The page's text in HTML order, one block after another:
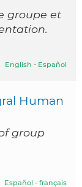
groupe et
English - Español
Human
group
Español - français